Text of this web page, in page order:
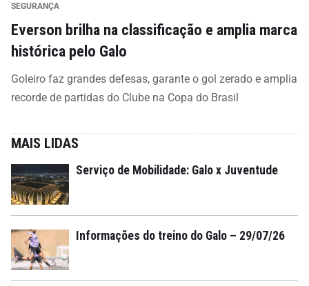
SEGURANÇA
Everson brilha na classificação e amplia marca
histórica pelo Galo
Goleiro faz grandes defesas, garante o gol zerado e amplia
recorde de partidas do Clube na Copa do Brasil
MAIS LIDAS
Serviço de Mobilidade: Galo x Juventude
Informações do treino do Galo – 29/07/26